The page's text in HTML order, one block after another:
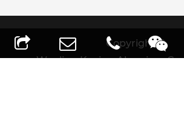
Copyright ©
Wenling Keying Abrasives